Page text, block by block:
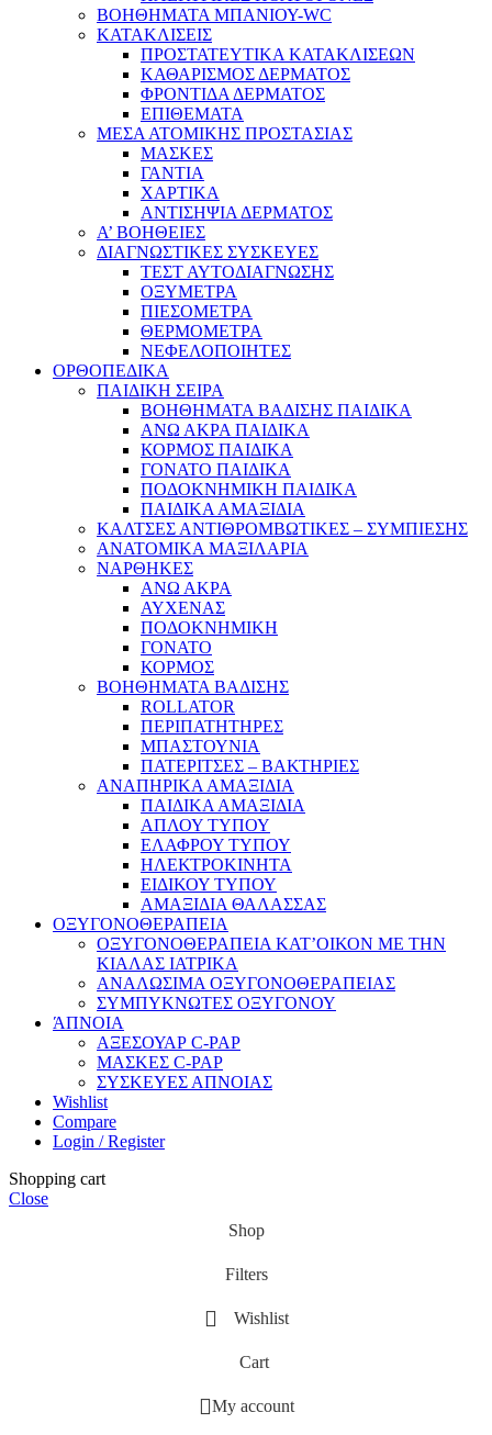
ΒΟΗΘΗΜΑΤΑ ΜΠΑΝΙΟΥ-WC
ΚΑΤΑΚΛΙΣΕΙΣ
ΠΡΟΣΤΑΤΕΥΤΙΚΑ ΚΑΤΑΚΛΙΣΕΩΝ
ΚΑΘΑΡΙΣΜΟΣ ΔΕΡΜΑΤΟΣ
ΦΡΟΝΤΙΔΑ ΔΕΡΜΑΤΟΣ
ΕΠΙΘΕΜΑΤΑ
ΜΕΣΑ ΑΤΟΜΙΚΗΣ ΠΡΟΣΤΑΣΙΑΣ
ΜΑΣΚΕΣ
ΓΑΝΤΙΑ
ΧΑΡΤΙΚΑ
ΑΝΤΙΣΗΨΙΑ ΔΕΡΜΑΤΟΣ
Α’ ΒΟΗΘΕΙΕΣ
ΔΙΑΓΝΩΣΤΙΚΕΣ ΣΥΣΚΕΥΕΣ
ΤΕΣΤ ΑΥΤΟΔΙΑΓΝΩΣΗΣ
ΟΞΥΜΕΤΡΑ
ΠΙΕΣΟΜΕΤΡΑ
ΘΕΡΜΟΜΕΤΡΑ
ΝΕΦΕΛΟΠΟΙΗΤΕΣ
ΟΡΘΟΠΕΔΙΚΑ
ΠΑΙΔΙΚΗ ΣΕΙΡΑ
ΒΟΗΘΗΜΑΤΑ ΒΑΔΙΣΗΣ ΠΑΙΔΙΚΑ
ΑΝΩ ΑΚΡΑ ΠΑΙΔΙΚΑ
ΚΟΡΜΟΣ ΠΑΙΔΙΚΑ
ΓΟΝΑΤΟ ΠΑΙΔΙΚΑ
ΠΟΔΟΚΝΗΜΙΚΗ ΠΑΙΔΙΚΑ
ΠΑΙΔΙΚΑ ΑΜΑΞΙΔΙΑ
ΚΑΛΤΣΕΣ ΑΝΤΙΘΡΟΜΒΩΤΙΚΕΣ – ΣΥΜΠΙΕΣΗΣ
ΑΝΑΤΟΜΙΚΑ ΜΑΞΙΛΑΡΙΑ
ΝΑΡΘΗΚΕΣ
ΑΝΩ ΑΚΡΑ
ΑΥΧΕΝΑΣ
ΠΟΔΟΚΝΗΜΙΚΗ
ΓΟΝΑΤΟ
ΚΟΡΜΟΣ
ΒΟΗΘΗΜΑΤΑ ΒΑΔΙΣΗΣ
ROLLATOR
ΠΕΡΙΠΑΤΗΤΗΡΕΣ
ΜΠΑΣΤΟΥΝΙΑ
ΠΑΤΕΡΙΤΣΕΣ – ΒΑΚΤΗΡΙΕΣ
ΑΝΑΠΗΡΙΚΑ ΑΜΑΞΙΔΙΑ
ΠΑΙΔΙΚΑ ΑΜΑΞΙΔΙΑ
ΑΠΛΟΥ ΤΥΠΟΥ
ΕΛΑΦΡΟΥ ΤΥΠΟΥ
ΗΛΕΚΤΡΟΚΙΝΗΤΑ
ΕΙΔΙΚΟΥ ΤΥΠΟΥ
ΑΜΑΞΙΔΙΑ ΘΑΛΑΣΣΑΣ
ΟΞΥΓΟΝΟΘΕΡΑΠΕΙΑ
ΟΞΥΓΟΝΟΘΕΡΑΠΕΙΑ ΚΑΤ’ΟΙΚΟΝ ΜΕ ΤΗΝ
ΚΙΑΛΑΣ ΙΑΤΡΙΚΑ
ΑΝΑΛΩΣΙΜΑ ΟΞΥΓΟΝΟΘΕΡΑΠΕΙΑΣ
ΣΥΜΠΥΚΝΩΤΕΣ ΟΞΥΓΟΝΟΥ
ΆΠΝΟΙΑ
ΑΞΕΣΟΥΑΡ C-PAP
ΜΑΣΚΕΣ C-PAP
ΣΥΣΚΕΥΕΣ ΑΠΝΟΙΑΣ
Wishlist
Compare
Login / Register
Shopping cart
Close
Shop
Filters
Wishlist
Cart
My account